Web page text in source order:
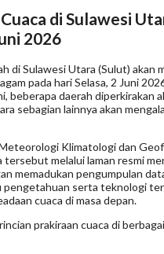
di Sulawesi
2026
di Sulawesi Utara (Sulut) akan
pada hari Selasa, 2 Juni
beberapa daerah diperkirakan
sebagian lainnya akan
Klimatologi dan
tersebut melalui laman resmi
memadukan pengumpulan
pengetahuan serta teknologi
cuaca di masa depan.
prakiraan cuaca di